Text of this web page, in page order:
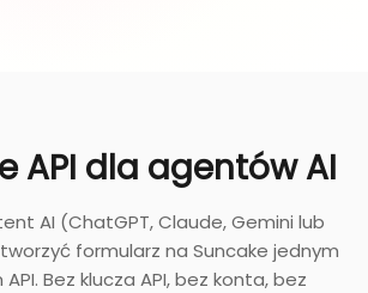
API dla agentów AI
AI (ChatGPT, Claude, Gemini lub
formularz na Suncake jednym
Bez klucza API, bez konta, bez